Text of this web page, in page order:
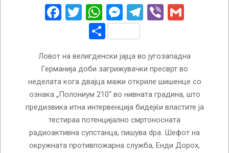
Facebook
TwitterWhatsApp
Messenger
Telegram
Viber
Share
Ловот на велигденски јајца во југозападна
Германија доби загрижувачки пресврт во
неделата кога двајца мажи откриле шишенце со
ознака „Полониум 210“ во нивната градина, што
предизвика итна интервенција бидејќи властите ја
тестираа потенцијално смртоносната
радиоактивна супстанца, пишува dpa. Шефот на
окружната противпожарна служба, Енди Дорох,